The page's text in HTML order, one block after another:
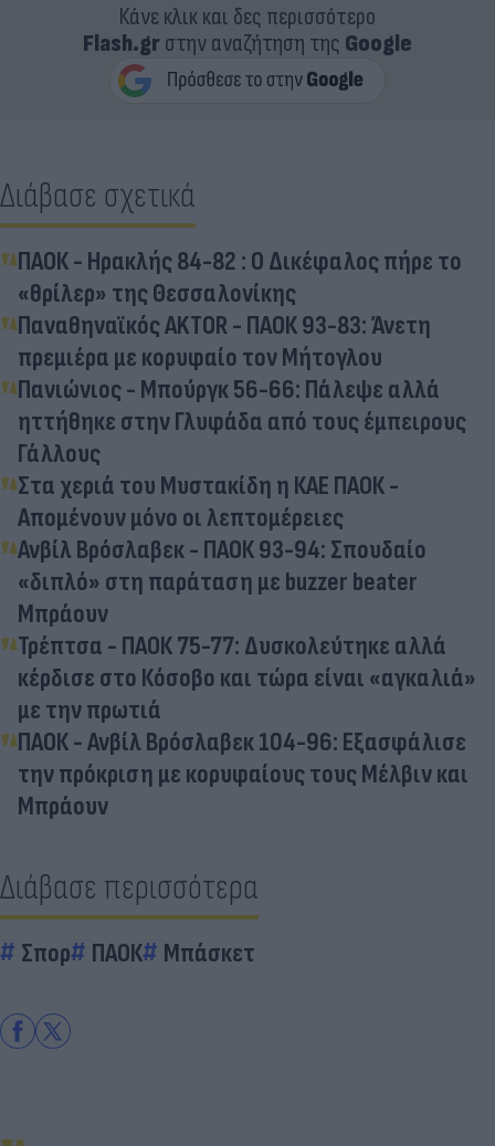
Κάνε κλικ και δες περισσότερο
Flash.grστην αναζήτηση της Google
Διάβασε σχετικά
ΠΑΟΚ - Ηρακλής 84-82 : Ο Δικέφαλος πήρε το
«θρίλερ» της Θεσσαλονίκης
Παναθηναϊκός AKTOR - ΠΑΟΚ 93-83: Άνετη
πρεμιέρα με κορυφαίο τον Μήτογλου
Πανιώνιος - Μπούργκ 56-66: Πάλεψε αλλά
ηττήθηκε στην Γλυφάδα από τους έμπειρους
Γάλλους
Στα χεριά του Μυστακίδη η ΚΑΕ ΠΑΟΚ -
Απομένουν μόνο οι λεπτομέρειες
Ανβίλ Βρόσλαβεκ - ΠΑΟΚ 93-94: Σπουδαίο
«διπλό» στη παράταση με buzzer beater
Μπράουν
Τρέπτσα - ΠΑΟΚ 75-77: Δυσκολεύτηκε αλλά
κέρδισε στο Κόσοβο και τώρα είναι «αγκαλιά»
με την πρωτιά
ΠΑΟΚ - Ανβίλ Βρόσλαβεκ 104-96: Εξασφάλισε
την πρόκριση με κορυφαίους τους Μέλβιν και
Μπράουν
Διάβασε περισσότερα
Σπορ ΠΑΟΚ Μπάσκετ